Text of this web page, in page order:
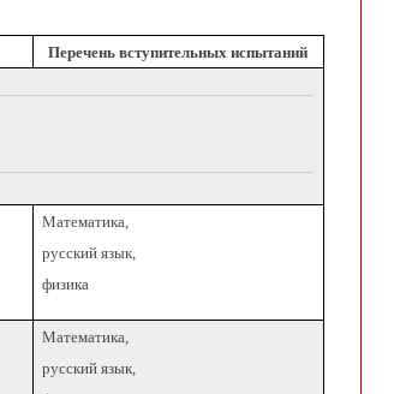
Перечень вступительных испытаний
Математика,
русский язык,
физика
Математика,
русский язык,